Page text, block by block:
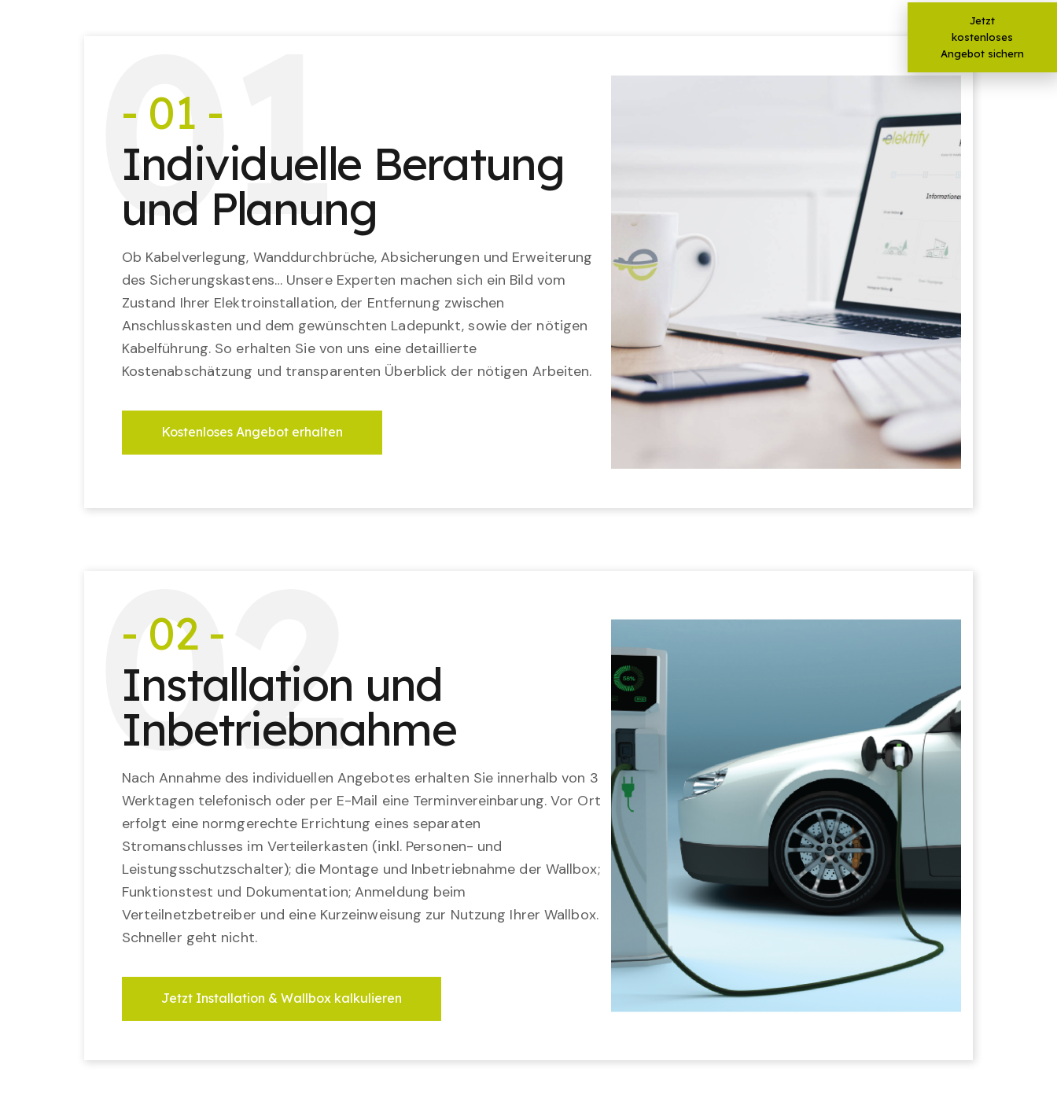
01
- 01 -
Individuelle Beratung
und Planung
Ob Kabelverlegung, Wanddurchbrüche, Absicherungen und Erweiterung
des Sicherungskastens… Unsere Experten machen sich ein Bild vom
Zustand Ihrer Elektroinstallation, der Entfernung zwischen
Anschlusskasten und dem gewünschten Ladepunkt, sowie der nötigen
Kabelführung. So erhalten Sie von uns eine detaillierte
Kostenabschätzung und transparenten Überblick der nötigen Arbeiten.
Kostenloses Angebot erhalten
02
- 02 -
Installation und
Inbetriebnahme
Nach Annahme des individuellen Angebotes erhalten Sie innerhalb von 3
Werktagen telefonisch oder per E-Mail eine Terminvereinbarung. Vor Ort
erfolgt eine normgerechte Errichtung eines separaten
Stromanschlusses im Verteilerkasten (inkl. Personen- und
Leistungsschutzschalter); die Montage und Inbetriebnahme der Wallbox;
Funktionstest und Dokumentation; Anmeldung beim
Verteilnetzbetreiber und eine Kurzeinweisung zur Nutzung Ihrer Wallbox.
Schneller geht nicht.
Jetzt Installation & Wallbox kalkulieren
Jetzt
kostenloses
Angebot sichern